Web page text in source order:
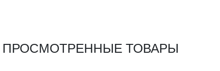
ПРОСМОТРЕННЫЕ ТОВАРЫ